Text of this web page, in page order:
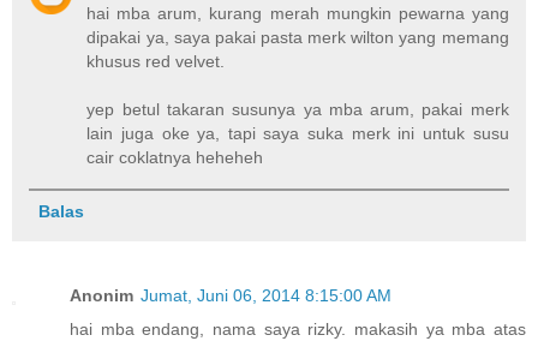
hai mba arum, kurang merah mungkin pewarna yang
dipakai ya, saya pakai pasta merk wilton yang memang
khusus red velvet.
yep betul takaran susunya ya mba arum, pakai merk
lain juga oke ya, tapi saya suka merk ini untuk susu
cair coklatnya heheheh
Balas
Anonim Jumat, Juni 06, 2014 8:15:00 AM
hai mba endang, nama saya rizky. makasih ya mba atas